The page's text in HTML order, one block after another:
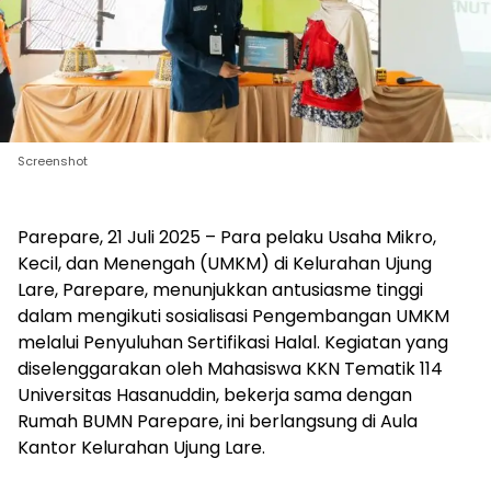
Screenshot
Parepare, 21 Juli 2025 – Para pelaku Usaha Mikro,
Kecil, dan Menengah (UMKM) di Kelurahan Ujung
Lare, Parepare, menunjukkan antusiasme tinggi
dalam mengikuti sosialisasi Pengembangan UMKM
melalui Penyuluhan Sertifikasi Halal. Kegiatan yang
diselenggarakan oleh Mahasiswa KKN Tematik 114
Universitas Hasanuddin, bekerja sama dengan
Rumah BUMN Parepare, ini berlangsung di Aula
Kantor Kelurahan Ujung Lare.